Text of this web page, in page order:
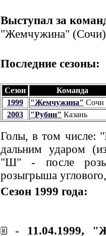
Выступал за
"Жемчужина"
Последние сезоны:
Сезон
Команда
1999
"Жемчужина" Сочи
2003
"Рубин" Казань
Голы, в том числе:
дальним ударом
"Ш" - после
розыгрыша
Сезон 1999 года:
- 11.04.1999,